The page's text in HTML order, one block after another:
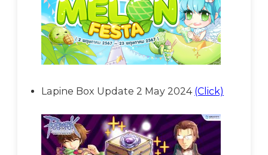
Lapine Box Update 2 May 2024 (Click)